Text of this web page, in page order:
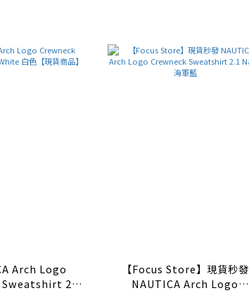
Arch Logo
Sweatshirt 2.1
【Focus Store】現貨秒發
NAUTICA Arch Logo